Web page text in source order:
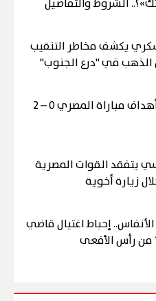
الشروط والتفاصيل
يكشف مخاطر التنقيب
في "درع الجنوب"
شاهد فيديو أهداف مباراة المصري 0 – 2
يتفقد القوات المصرية
زيارة أخوية
إحباط اغتيال قاضي